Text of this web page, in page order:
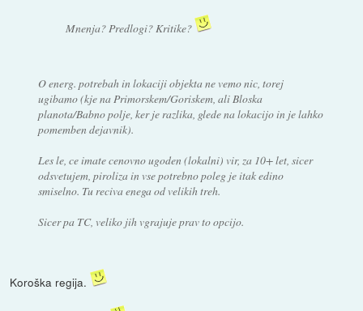
Mnenja? Predlogi? Kritike?
O energ. potrebah in lokaciji objekta ne vemo nic, torej
ugibamo (kje na Primorskem/Goriskem, ali Bloska
planota/Babno polje, ker je razlika, glede na lokacijo in je lahko
pomemben dejavnik).
Les le, ce imate cenovno ugoden (lokalni) vir, za 10+ let, sicer
odsvetujem, piroliza in vse potrebno poleg je itak edino
smiselno. Tu reciva enega od velikih treh.
Sicer pa TC, veliko jih vgrajuje prav to opcijo.
Koroška regija.